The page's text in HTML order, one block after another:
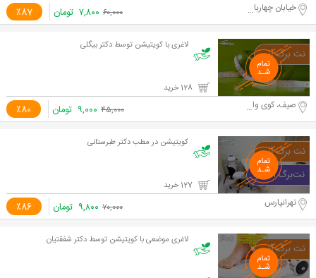
٪87 خیابان چهارباغ خواجو ۶۰,۰۰۰ ۷,۸۰۰ تومان
لاغری با کویتیشن توسط دکتر بیگلی
٪80 صیف، کوی وال اصفهانی ۴۵,۰۰۰ ۹,۰۰۰ تومان
کویتیشن در مطب دکتر طبرستانی
٪86 تهرانپارس ۷۰,۰۰۰ ۹,۸۰۰ تومان
لاغری موضعی با کویتیشن توسط دکتر شفقتیان